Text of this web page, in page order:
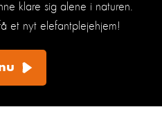
klare sig alene i naturen.
et nyt elefantplejehjem!